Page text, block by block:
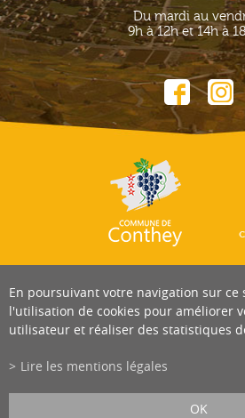
Du mardi au
9h à 12h et 14h à
En poursuivant votre navigation sur ce
l'utilisation de cookies pour améliorer
utilisateur et réaliser des statistiques
Lire les mentions légales
OK